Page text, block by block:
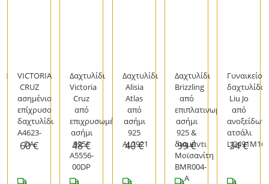
VICTORIA
CRUZ
ασημένιο
επίχρυσο
δαχτυλίδι
A4623-
DA
60 €
Δαχτυλίδι
Victoria
Cruz
από
επιχρυσωμένο
ασήμι
925°
A5556-
00DP
48 €
Δαχτυλίδι
Alisia
Atlas
από
ασήμι
925
AL2921
40 €
Δαχτυλίδι
Brizzling
από
επιπλατινωμένο
ασήμι
925 &
διαμάντι
Μοϊσανίτη
BMR004-
A
99 €
Γυναικείο
δαχτυλίδι
Liu Jo
από
ανοξείδωτο
ατσάλι
LJ2491M16
34 €